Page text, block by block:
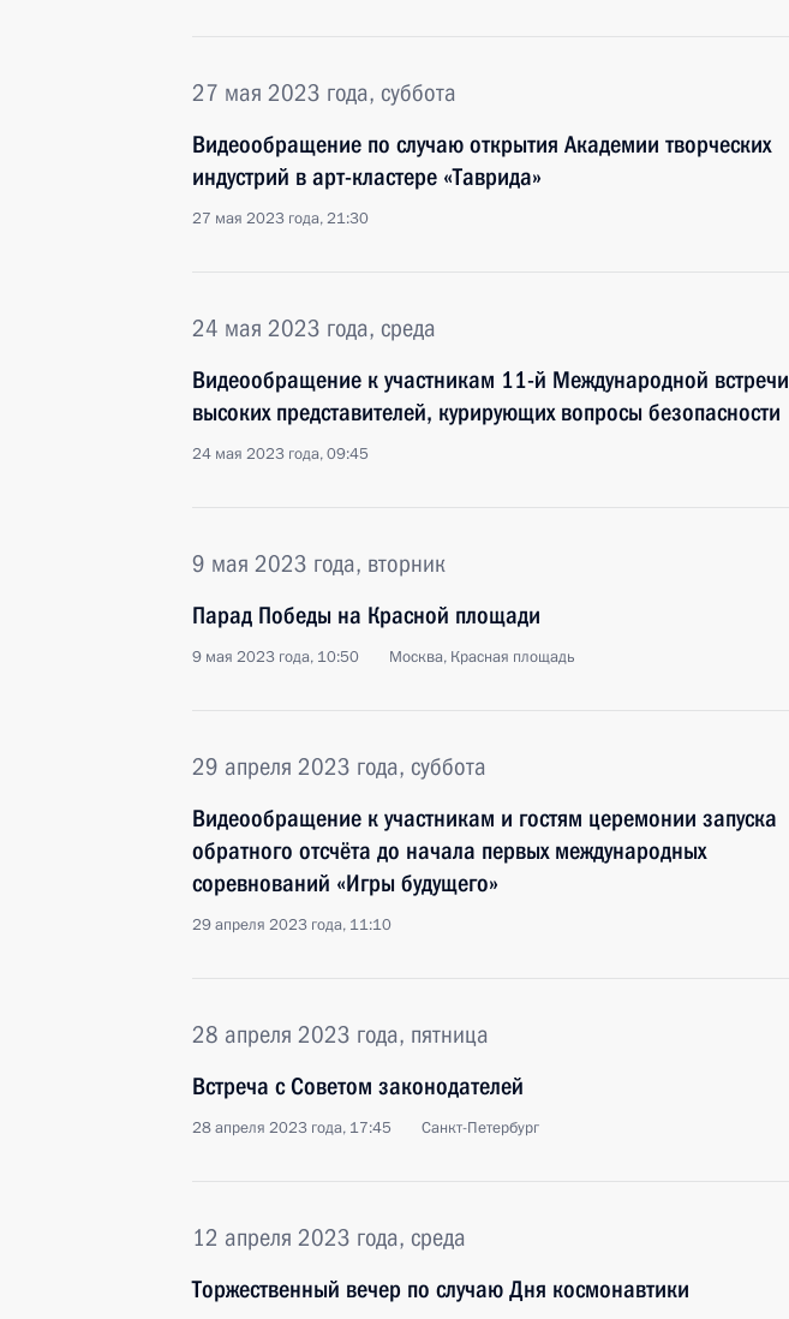
27 мая 2023 года, суббота
Видеообращение по случаю открытия Академии творческих
индустрий в арт-кластере «Таврида»
27 мая 2023 года, 21:30
24 мая 2023 года, среда
Видеообращение к участникам 11-й Международной встречи
высоких представителей, курирующих вопросы безопасности
24 мая 2023 года, 09:45
9 мая 2023 года, вторник
Парад Победы на Красной площади
9 мая 2023 года, 10:50 Москва, Красная площадь
29 апреля 2023 года, суббота
Видеообращение к участникам и гостям церемонии запуска
обратного отсчёта до начала первых международных
соревнований «Игры будущего»
29 апреля 2023 года, 11:10
28 апреля 2023 года, пятница
Встреча с Советом законодателей
28 апреля 2023 года, 17:45 Санкт-Петербург
12 апреля 2023 года, среда
Торжественный вечер по случаю Дня космонавтики